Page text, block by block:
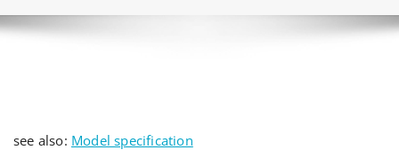
see also: Model specification